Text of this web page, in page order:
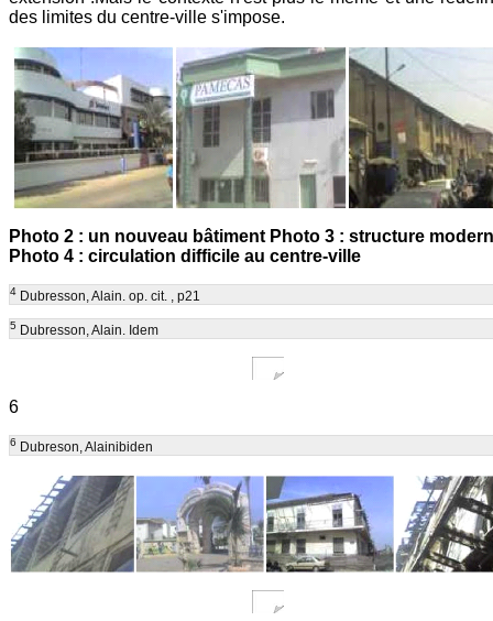
des limites du centre-ville s'impose.
Photo 2 : un nouveau bâtiment Photo 3 : structure
Photo 4 : circulation difficile au centre-ville
4 Dubresson, Alain. op. cit. , p21
5 Dubresson, Alain. Idem
6
6 Dubreson, Alainibiden